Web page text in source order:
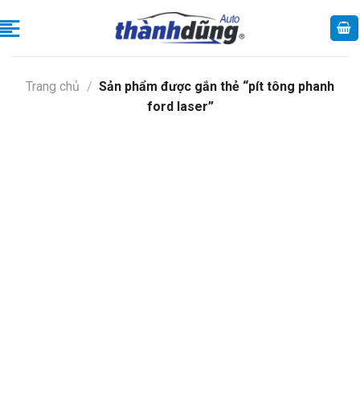
to
Trang chủ / Sản phẩm được gắn thẻ “pít tông phanh
ford laser”